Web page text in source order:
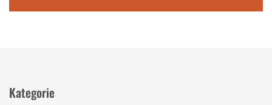
Kategorie